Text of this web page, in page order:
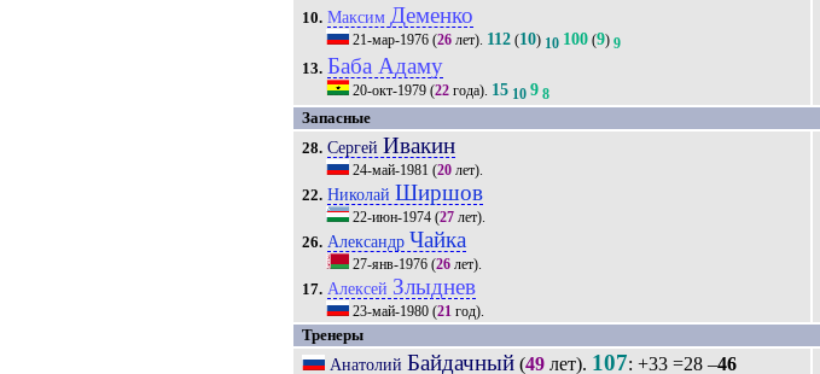
10. Максим Деменко
21-мар-1976 (26 лет). 112 (10) 10 100 (9) 9
13. Баба Адаму
20-окт-1979 (22 года). 15 10 9 8
Запасные
28. Сергей Ивакин
24-май-1981 (20 лет).
22. Николай Ширшов
22-июн-1974 (27 лет).
26. Александр Чайка
27-янв-1976 (26 лет).
17. Алексей Злыднев
23-май-1980 (21 год).
Тренеры
Анатолий Байдачный (49 лет). 107: +33 =28 –46